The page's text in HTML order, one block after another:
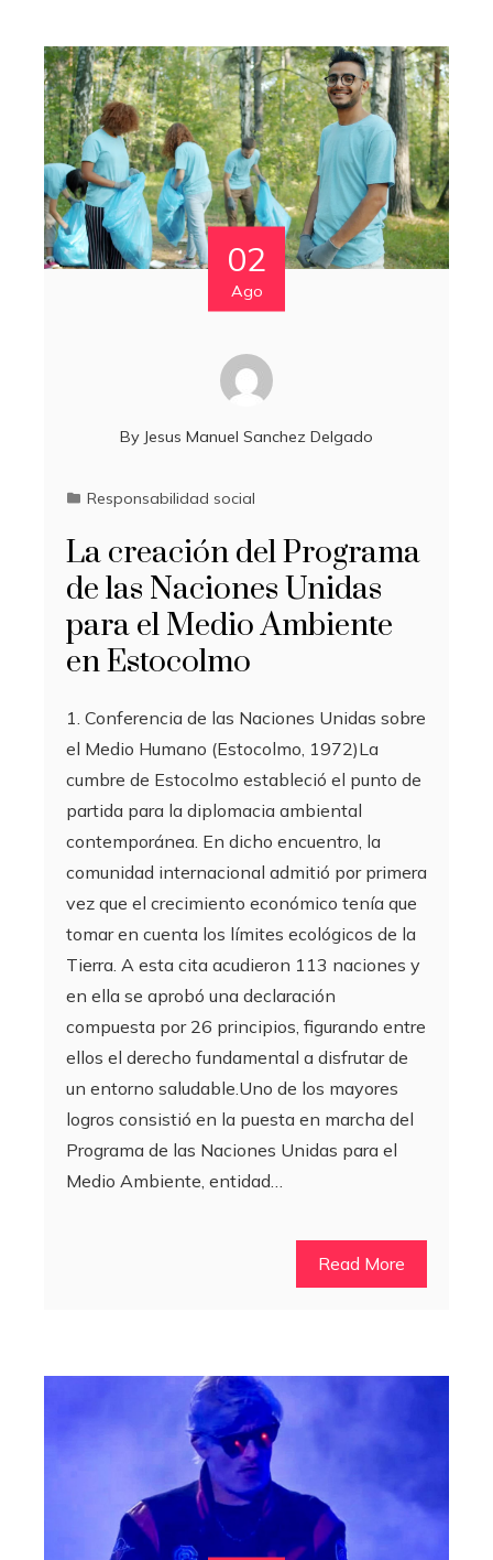
02
Ago
By Jesus Manuel Sanchez Delgado
Responsabilidad social
La creación del Programa
de las Naciones Unidas
para el Medio Ambiente
en Estocolmo
1. Conferencia de las Naciones Unidas sobre
el Medio Humano (Estocolmo, 1972)La
cumbre de Estocolmo estableció el punto de
partida para la diplomacia ambiental
contemporánea. En dicho encuentro, la
comunidad internacional admitió por primera
vez que el crecimiento económico tenía que
tomar en cuenta los límites ecológicos de la
Tierra. A esta cita acudieron 113 naciones y
en ella se aprobó una declaración
compuesta por 26 principios, figurando entre
ellos el derecho fundamental a disfrutar de
un entorno saludable.Uno de los mayores
logros consistió en la puesta en marcha del
Programa de las Naciones Unidas para el
Medio Ambiente, entidad…
Read More